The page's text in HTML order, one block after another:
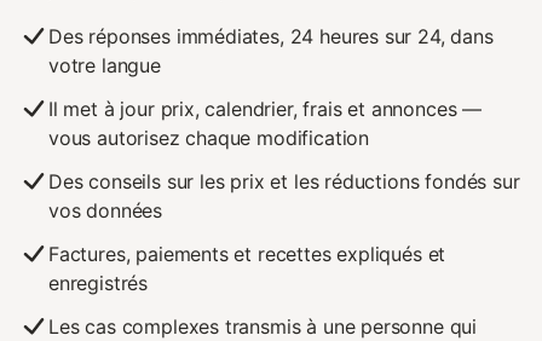
Des réponses immédiates, 24 heures sur 24, dans
votre langue
Il met à jour prix, calendrier, frais et annonces —
vous autorisez chaque modification
Des conseils sur les prix et les réductions fondés sur
vos données
Factures, paiements et recettes expliqués et
enregistrés
Les cas complexes transmis à une personne qui